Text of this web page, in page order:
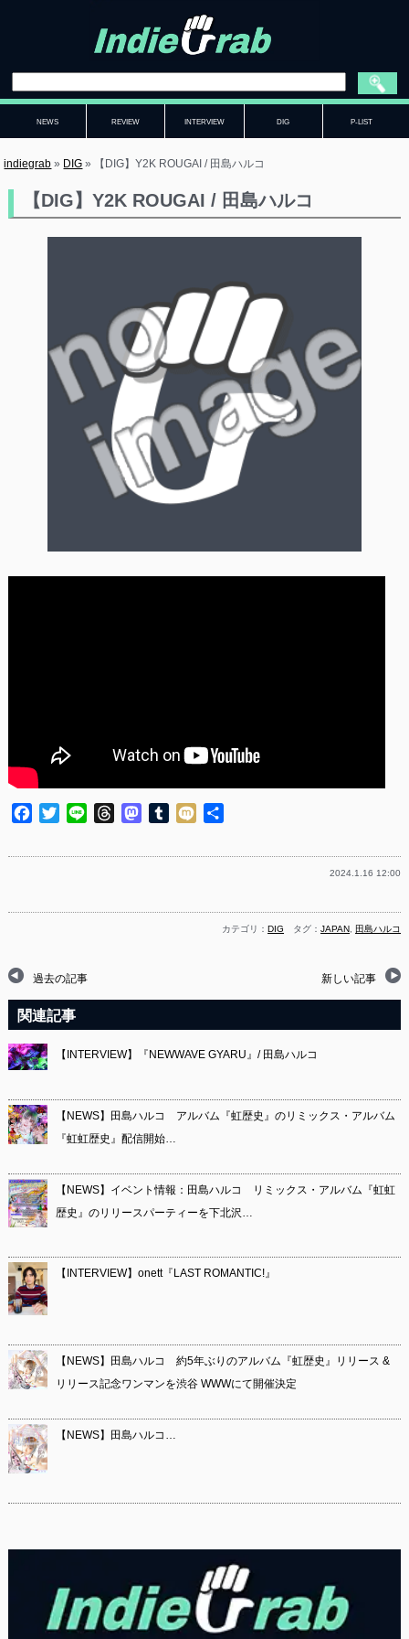
NEWS REVIEW INTERVIEW DIG P-LIST
indiegrab » DIG » 【DIG】Y2K ROUGAI / 田島ハルコ
【DIG】Y2K ROUGAI / 田島ハルコ
Facebook
TwitterLine ThreadsMastodon
Tumblr
Mixi
2024.1.16 12:00
カテゴリ：DIG タグ：JAPAN 田島ハルコ
過去の記事 新しい記事
関連記事
【INTERVIEW】『NEWWAVE GYARU』/ 田島ハルコ
【NEWS】田島ハルコ アルバム『虹歴史』のリミックス・アルバム
『虹虹歴史』配信開始…
【NEWS】イベント情報：田島ハルコ リミックス・アルバム『虹虹
歴史』のリリースパーティーを下北沢…
【INTERVIEW】onett『LAST ROMANTIC!』
【NEWS】田島ハルコ 約5年ぶりのアルバム『虹歴史』リリース &
リリース記念ワンマンを渋谷 WWWにて開催決定
【NEWS】田島ハルコ…